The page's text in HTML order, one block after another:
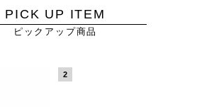
PICK UP ITEM
ピックアップ商品